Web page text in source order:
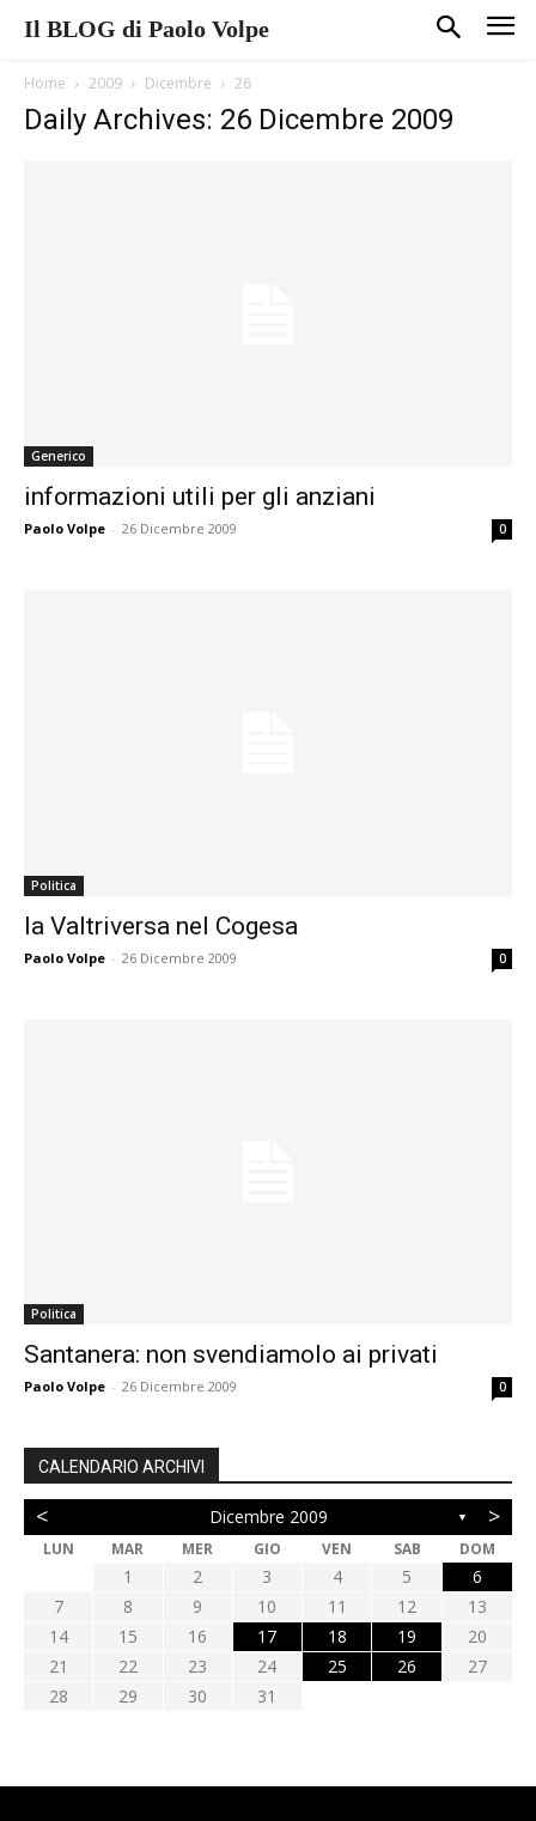
Il BLOG di Paolo Volpe
Home 2009 Dicembre 26
Daily Archives: 26 Dicembre 2009
Generico
informazioni utili per gli anziani
Paolo Volpe - 26 Dicembre 2009 0
Politica
la Valtriversa nel Cogesa
Paolo Volpe - 26 Dicembre 2009 0
Politica
Santanera: non svendiamolo ai privati
Paolo Volpe - 26 Dicembre 2009 0
CALENDARIO ARCHIVI
< Dicembre 2009 ▼ >
LUN MAR MER GIO VEN SAB DOM
1 2 3 4 5
6
7
8 9 10 11 12
13
14
15 16 17 18 19
20
21
22 23 24 25 26
27
28
29 30 31